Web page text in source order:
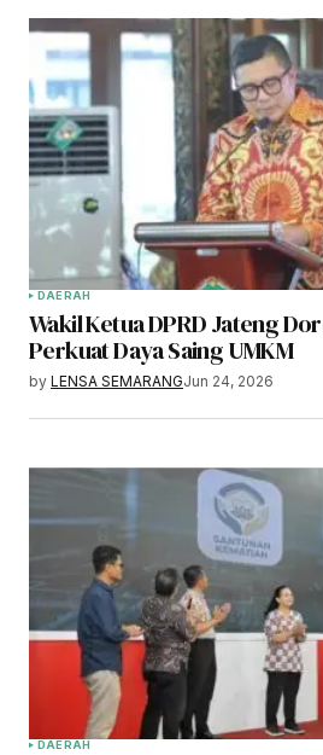
DAERAH
Wakil Ketua DPRD Jateng
Perkuat Daya Saing UMKM
by LENSA SEMARANGJun 24, 2026
DAERAH